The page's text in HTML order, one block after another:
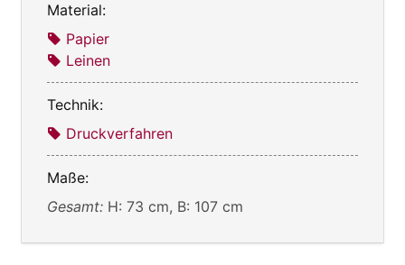
Material:
Papier
Leinen
Technik:
Druckverfahren
Maße:
Gesamt: H: 73 cm, B: 107 cm